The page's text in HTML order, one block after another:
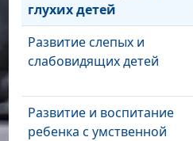
глухих детей
Развитие слепых и
слабовидящих детей
Развитие и воспитание
ребенка с умственной